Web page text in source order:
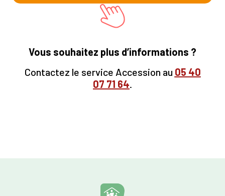
Vous souhaitez plus d’informations ?
Contactez le service Accession au 05 40
07 71 64.